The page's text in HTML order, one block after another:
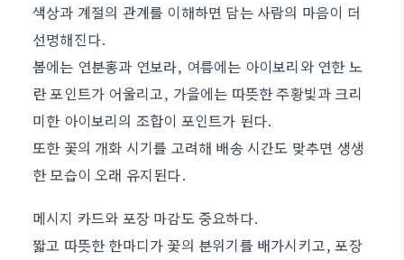
색상과 계절의 관계를 이해하면 담는 사람의 마음이 더
선명해진다.
봄에는 연분홍과 연보라, 여름에는 아이보리와 연한 노
란 포인트가 어울리고, 가을에는 따뜻한 주황빛과 크리
미한 아이보리의 조합이 포인트가 된다.
또한 꽃의 개화 시기를 고려해 배송 시간도 맞추면 생생
한 모습이 오래 유지된다.
메시지 카드와 포장 마감도 중요하다.
짧고 따뜻한 한마디가 꽃의 분위기를 배가시키고, 포장